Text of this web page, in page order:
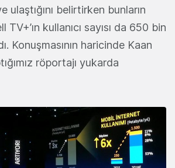
ulaştığını belirtirken bunların
kullanıcı sayısı da 650 bin
Konuşmasının haricinde Kaan
röportajı yukarda